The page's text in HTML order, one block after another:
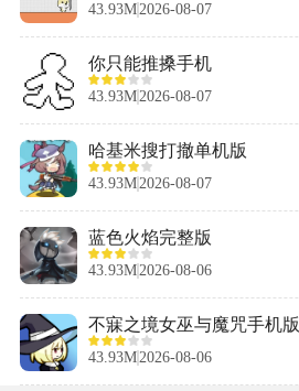
43.93M2026-08-07
你只能推搡手机
43.93M2026-08-07
哈基米搜打撤单机版
43.93M2026-08-07
蓝色火焰完整版
43.93M2026-08-06
不寐之境女巫与魔咒手机版
43.93M2026-08-06